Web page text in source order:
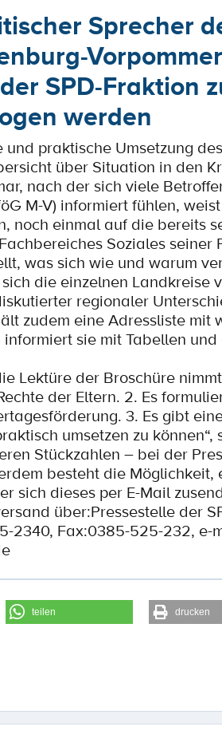
Sprecher
SPD-Fraktion
werden
praktische Umsetzung
über Situation in den
nach der sich viele
M-V) informiert fühlen,
noch einmal auf die bereits
Soziales seiner
was sich wie und warum
die einzelnen Landkreise
regionaler
zudem eine Adressliste mit
sie mit Tabellen
Lektüre der Broschüre
der Eltern. 2. Es
3. Es gibt
umsetzen zu können“,
Stückzahlen – bei der
besteht die Möglichkeit,
sich dieses per E-Mail
über:Pressestelle der
2340, Fax:0385-525-232,
teilen drucken